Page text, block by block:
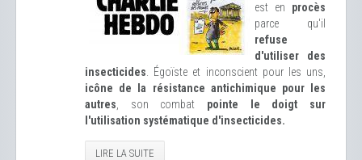
est en procès
parce qu'il
refuse
d'utiliser des
insecticides . Égoïste et inconscient pour les uns,
icône de la résistance antichimique pour les
autres , son combat pointe le doigt sur
l'utilisation systématique d'insecticides.
LIRE LA SUITE